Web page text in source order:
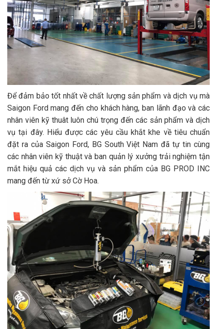
Để đảm bảo tốt nhất về chất lượng sản phẩm và dịch vụ mà
Saigon Ford mang đến cho khách hàng, ban lãnh đạo và các
nhân viên kỹ thuât luôn chú trọng đến các sản phẩm và dịch
vụ tại đây. Hiểu được các yêu cầu khắt khe về tiêu chuẩn
đặt ra của Saigon Ford, BG South Việt Nam đã tự tin cùng
các nhân viên kỹ thuật và ban quản lý xưởng trải nghiệm tận
mắt hiệu quả các dịch vụ và sản phẩm của BG PROD INC
mang đến từ xứ sở Cờ Hoa.